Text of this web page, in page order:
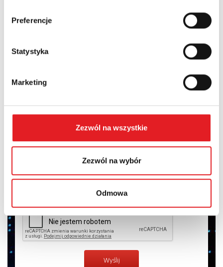
Preferencje
Statystyka
Marketing
Zezwól na wszystkie
Zezwól na wybór
Odmowa
Wyrażam zgodę na przetwarzanie moich danych
osobowych przez Relpol S.A. Więcej informacji na temat
przetwarzania danych osobowych w